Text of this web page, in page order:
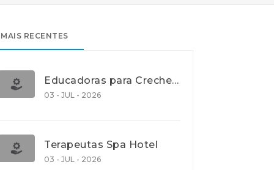
MAIS RECENTES
Educadoras para Creche e J.I., Lisboa
03 - JUL - 2026
Terapeutas Spa Hotel
03 - JUL - 2026